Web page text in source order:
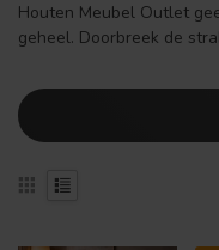
Houten Meubel Outlet
geheel. Doorbreek de